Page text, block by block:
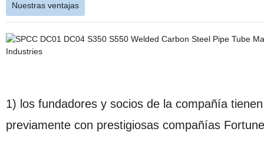
Nuestras ventajas
1) los fundadores y socios de la compañía
previamente con prestigiosas compañías